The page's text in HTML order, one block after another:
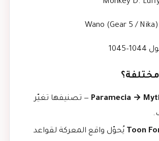
Paramecia → — تصنيفها تغيّر
Toon — Luffy يُحوّل واقع المعركة لقواعد